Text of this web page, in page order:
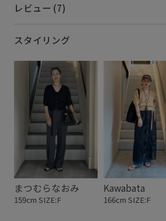
レビュー (7)
スタイリング
まつむらなおみ
159cm SIZE:F
Kawabata
166cm SIZE:F